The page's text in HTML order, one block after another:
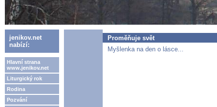
jenikov.net
nabízí:
Hlavní strana
www.jenikov.net
Liturgický rok
Rodina
Pozvání
Proměňuje svět
Myšlenka na den o lásce...